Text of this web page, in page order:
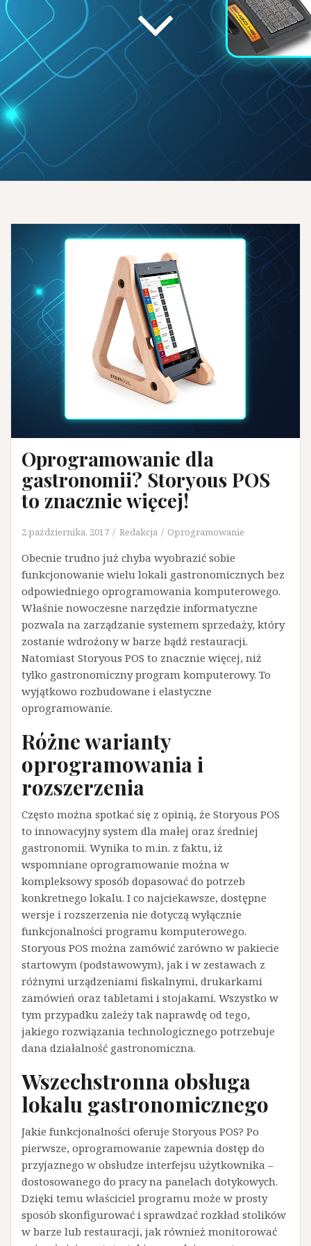
Oprogramowanie dla
gastronomii? Storyous POS
to znacznie więcej!
2 października, 2017 Redakcja Oprogramowanie
Obecnie trudno już chyba wyobrazić sobie
funkcjonowanie wielu lokali gastronomicznych bez
odpowiedniego oprogramowania komputerowego.
Właśnie nowoczesne narzędzie informatyczne
pozwala na zarządzanie systemem sprzedaży, który
zostanie wdrożony w barze bądź restauracji.
Natomiast Storyous POS to znacznie więcej, niż
tylko gastronomiczny program komputerowy. To
wyjątkowo rozbudowane i elastyczne
oprogramowanie.
Różne warianty
oprogramowania i
rozszerzenia
Często można spotkać się z opinią, że Storyous POS
to innowacyjny system dla małej oraz średniej
gastronomii. Wynika to m.in. z faktu, iż
wspomniane oprogramowanie można w
kompleksowy sposób dopasować do potrzeb
konkretnego lokalu. I co najciekawsze, dostępne
wersje i rozszerzenia nie dotyczą wyłącznie
funkcjonalności programu komputerowego.
Storyous POS można zamówić zarówno w pakiecie
startowym (podstawowym), jak i w zestawach z
różnymi urządzeniami fiskalnymi, drukarkami
zamówień oraz tabletami i stojakami. Wszystko w
tym przypadku zależy tak naprawdę od tego,
jakiego rozwiązania technologicznego potrzebuje
dana działalność gastronomiczna.
Wszechstronna obsługa
lokalu gastronomicznego
Jakie funkcjonalności oferuje Storyous POS? Po
pierwsze, oprogramowanie zapewnia dostęp do
przyjaznego w obsłudze interfejsu użytkownika –
dostosowanego do pracy na panelach dotykowych.
Dzięki temu właściciel programu może w prosty
sposób skonfigurować i sprawdzać rozkład stolików
w barze lub restauracji, jak również monitorować